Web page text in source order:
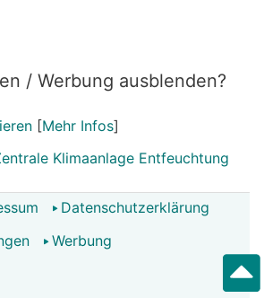
/ Werbung ausblenden?
[Mehr Infos]
Klimaanlage Entfeuchtung
Datenschutzerklärung
Werbung